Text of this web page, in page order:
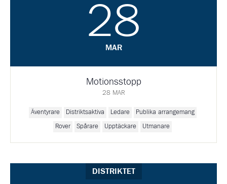
28
MAR
Motionsstopp
28 MAR
Äventyrare Distriktsaktiva Ledare Publika arrangemang
Rover Spårare Upptäckare Utmanare
DISTRIKTET